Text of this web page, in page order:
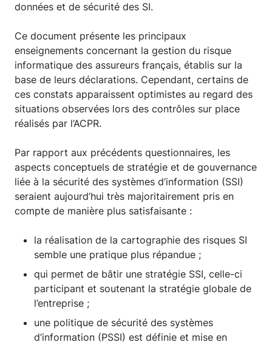
données et de sécurité des SI.
Ce document présente les principaux
enseignements concernant la gestion du risque
informatique des assureurs français, établis sur la
base de leurs déclarations. Cependant, certains de
ces constats apparaissent optimistes au regard des
situations observées lors des contrôles sur place
réalisés par l’ACPR.
Par rapport aux précédents questionnaires, les
aspects conceptuels de stratégie et de gouvernance
liée à la sécurité des systèmes d’information (SSI)
seraient aujourd’hui très majoritairement pris en
compte de manière plus satisfaisante :
la réalisation de la cartographie des risques SI
semble une pratique plus répandue ;
qui permet de bâtir une stratégie SSI, celle-ci
participant et soutenant la stratégie globale de
l’entreprise ;
une politique de sécurité des systèmes
d’information (PSSI) est définie et mise en